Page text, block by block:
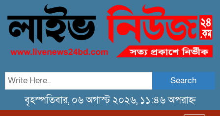
Search
বৃহস্পতিবার, ০৬ অগাস্ট ২০২৬, ১১:৪৬ অপরাহ্ন